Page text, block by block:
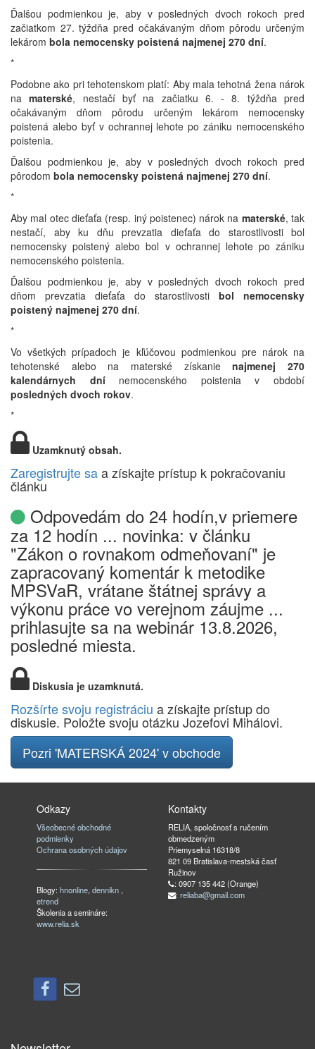
Ďalšou podmienkou je, aby v posledných dvoch rokoch pred
začiatkom 27. týždňa pred očakávaným dňom pôrodu určeným
lekárom bola nemocensky poistená najmenej 270 dní.
*
Podobne ako pri tehotenskom platí: Aby mala tehotná žena nárok
namaterské, nestačí byť na začiatku 6. - 8. týždňa pred
očakávaným dňom pôrodu určeným lekárom
nemocensky
poistená alebo byť v ochrannej lehote po zániku nemocenského
poistenia.
Ďalšou podmienkou je, aby v posledných dvoch rokoch pred
pôrodom bola nemocensky poistená najmenej 270 dní.
*
Aby mal otec dieťaťa (resp. iný poistenec) nárok na materské, tak
nestačí, aby ku dňu prevzatia dieťaťa do starostlivosti bol
nemocensky poistený alebo bol v ochrannej lehote po zániku
nemocenského poistenia.
Ďalšou podmienkou je, aby v posledných dvoch rokoch pred
dňom prevzatia dieťaťa do starostlivosti bol nemocensky
poistený najmenej 270 dní.
*
Vo všetkých prípadoch je kľúčovou podmienkou pre nárok na
tehotenské alebo na materské získanienajmenej 270
kalendárnych dnínemocenského poistenia v období
posledných dvoch rokov.
*
Uzamknutý obsah.
Zaregistrujte saa získajte prístup k pokračovaniu
článku
Odpovedám do 24 hodín,v priemere
za 12 hodín ... novinka: v článku
"Zákon o rovnakom odmeňovaní" je
zapracovaný komentár k metodike
MPSVaR, vrátane štátnej správy a
výkonu práce vo verejnom záujme ...
prihlasujte sa na webinár 13.8.2026,
posledné miesta.
Diskusia je uzamknutá.
Rozšírte svoju registráciu a získajte prístup do
diskusie. Položte svoju otázku Jozefovi Mihálovi.
Pozri 'MATERSKÁ 2024' v obchode
Odkazy
Všeobecné obchodné
podmienky
Ochrana osobných údajov
Blogy:hnonline,dennikn ,
etrend
Školenia a semináre:
www.relia.sk
Kontakty
RELIA, spoločnosť s ručením
obmedzeným
Priemyselná 16318/8
821 09 Bratislava-mestská časť
Ružinov
: 0907 135 442 (Orange)
: reliaba@gmail.com